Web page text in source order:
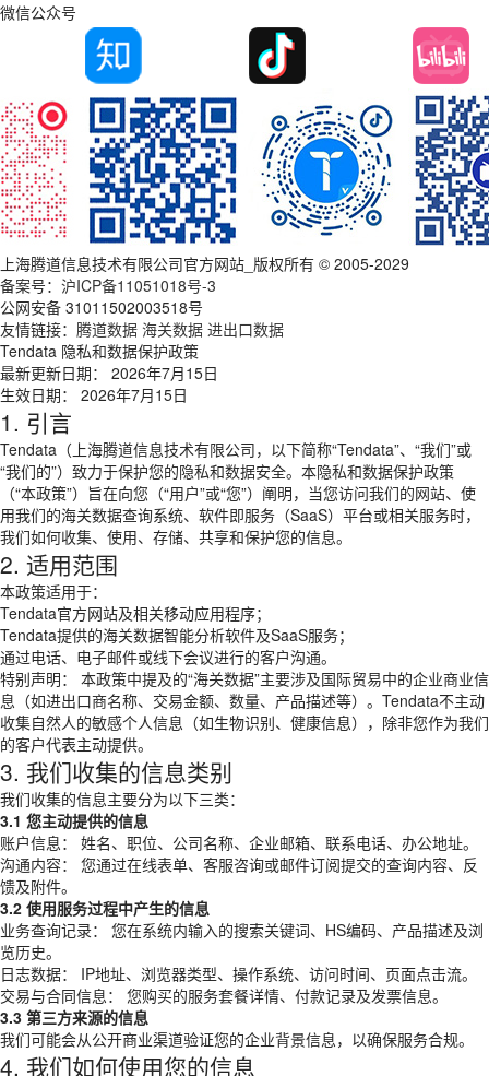
微信公众号
上海腾道信息技术有限公司官方网站_版权所有 © 2005-2029
备案号： 沪ICP备11051018号-3
公网安备 31011502003518号
友情链接： 腾道数据 海关数据 进出口数据
Tendata 隐私和数据保护政策
最新更新日期： 2026年7月15日
生效日期： 2026年7月15日
1. 引言
Tendata（上海腾道信息技术有限公司，以下简称“Tendata”、“我们”或
“我们的”）致力于保护您的隐私和数据安全。本隐私和数据保护政策
（“本政策”）旨在向您（“用户”或“您”）阐明，当您访问我们的网站、使
用我们的海关数据查询系统、软件即服务（SaaS）平台或相关服务时，
我们如何收集、使用、存储、共享和保护您的信息。
2. 适用范围
本政策适用于：
Tendata官方网站及相关移动应用程序；
Tendata提供的海关数据智能分析软件及SaaS服务；
通过电话、电子邮件或线下会议进行的客户沟通。
特别声明： 本政策中提及的“海关数据”主要涉及国际贸易中的企业商业信
息（如进出口商名称、交易金额、数量、产品描述等）。Tendata不主动
收集自然人的敏感个人信息（如生物识别、健康信息），除非您作为我们
的客户代表主动提供。
3. 我们收集的信息类别
我们收集的信息主要分为以下三类：
3.1 您主动提供的信息
账户信息： 姓名、职位、公司名称、企业邮箱、联系电话、办公地址。
沟通内容： 您通过在线表单、客服咨询或邮件订阅提交的查询内容、反
馈及附件。
3.2 使用服务过程中产生的信息
业务查询记录： 您在系统内输入的搜索关键词、HS编码、产品描述及浏
览历史。
日志数据： IP地址、浏览器类型、操作系统、访问时间、页面点击流。
交易与合同信息： 您购买的服务套餐详情、付款记录及发票信息。
3.3 第三方来源的信息
我们可能会从公开商业渠道验证您的企业背景信息，以确保服务合规。
4. 我们如何使用您的信息